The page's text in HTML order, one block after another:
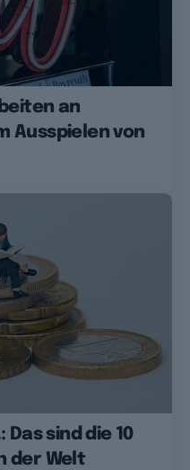
an
Ausspielen von
Das sind die 10
der Welt